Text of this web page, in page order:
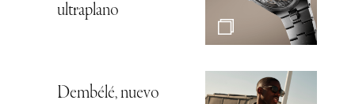
ultraplano
Dembélé, nuevo